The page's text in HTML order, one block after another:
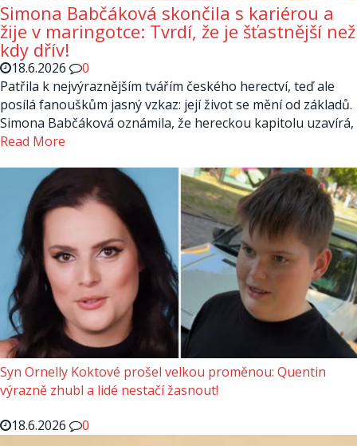
Simona Babčáková skončila s kariérou a
žije v maringotce: Tvrdí, že je šťastnější než
kdy dřív!
18.6.2026
0
Patřila k nejvýraznějším tvářím českého herectví, teď ale
posílá fanouškům jasný vzkaz: její život se mění od základů.
Simona Babčáková oznámila, že hereckou kapitolu uzavírá,
Read More
Syn Ornelly Koktové prošel velkou proměnou: Quentin
výrazně zhubl a lidé nestačí žasnout!
18.6.2026
0